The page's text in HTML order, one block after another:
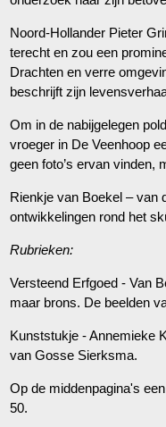
Noord-Hollander Pieter
terecht en zou een
Drachten en verre
beschrijft zijn
Om in de nabijgelegen
vroeger in De Veenhoop
geen foto’s ervan vinden,
Rienkje van Boekel – van
ontwikkelingen rond het
Rubrieken:
Versteend Erfgoed - Van
maar brons. De beelden
Kunststukje - Annemieke
van Gosse Sierksma.
Op de middenpagina's
50.